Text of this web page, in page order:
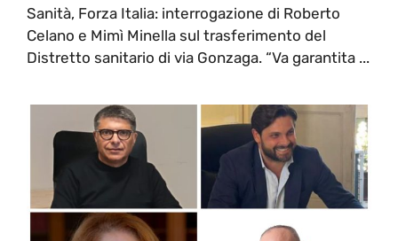
Sanità, Forza Italia: interrogazione di Roberto
Celano e Mimì Minella sul trasferimento del
Distretto sanitario di via Gonzaga. “Va garantita ...